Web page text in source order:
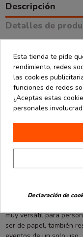
Descripción
Detalles de
Opiniones(0)
Esta guirnalda de 80
solución decorativa
toque festivo a
metros y cada bandera
superficies de forma
Fabricadas en papel
dinamismo a
de cumpleaños, ferias
temáticas, festividades
Su estilo tradicional en
muy versátil para
ser de papel, también
Esta tienda te pide
rendimiento, redes
las cookies
funciones de redes
¿Aceptas estas
personales
Declaración de